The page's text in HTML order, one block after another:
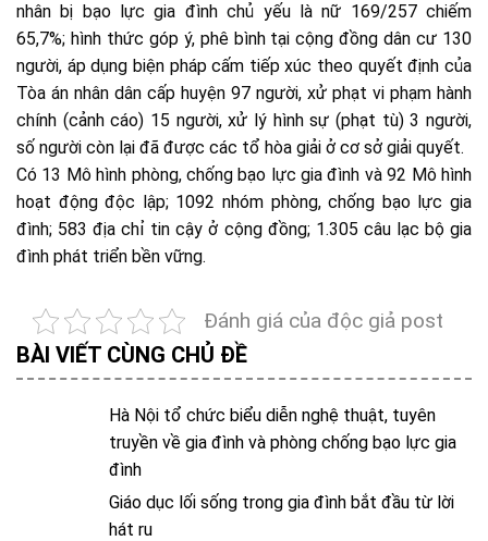
nhân bị bạo lực gia đình chủ yếu là nữ 169/257 chiếm
65,7%; hình thức góp ý, phê bình tại cộng đồng dân cư 130
người, áp dụng biện pháp cấm tiếp xúc theo quyết định của
Tòa án nhân dân cấp huyện 97 người, xử phạt vi phạm hành
chính (cảnh cáo) 15 người, xử lý hình sự (phạt tù) 3 người,
số người còn lại đã được các tổ hòa giải ở cơ sở giải quyết.
Có 13 Mô hình phòng, chống bạo lực gia đình và 92 Mô hình
hoạt động độc lập; 1092 nhóm phòng, chống bạo lực gia
đình; 583 địa chỉ tin cậy ở cộng đồng; 1.305 câu lạc bộ gia
đình phát triển bền vững.
Đánh giá của độc giả post
BÀI VIẾT CÙNG CHỦ ĐỀ
Hà Nội tổ chức biểu diễn nghệ thuật, tuyên
truyền về gia đình và phòng chống bạo lực gia
đình
Giáo dục lối sống trong gia đình bắt đầu từ lời
hát ru